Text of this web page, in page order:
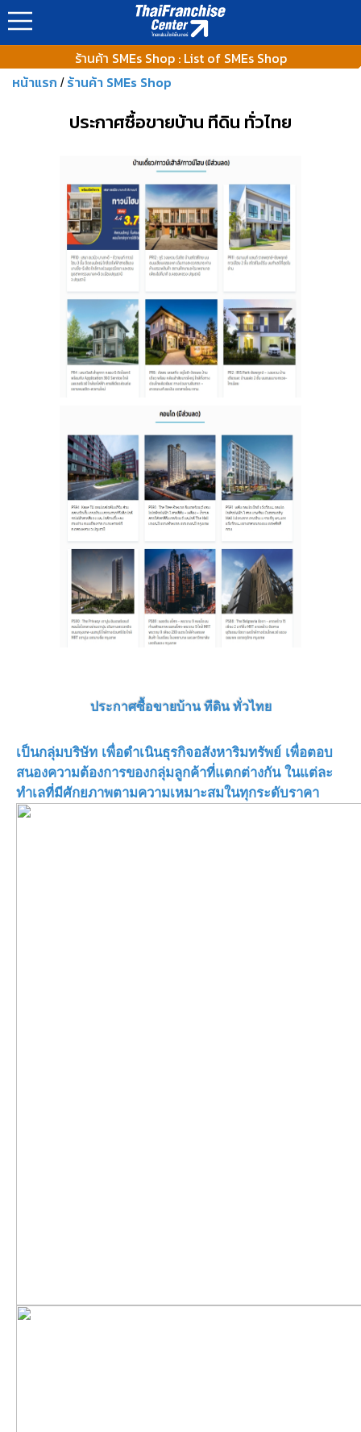
https://www.thaifranchisecenter.com/shop/images/
ร้านค้า SMEs Shop : List of SMEs Shop
หน้าแรก / ร้านค้า SMEs Shop
ประกาศซื้อขายบ้าน ทีดิน ทั่วไทย
ประกาศซื้อขายบ้าน ทีดิน ทั่วไทย
เป็นกลุ่มบริษัท เพื่อดำเนินธุรกิจอสังหาริมทรัพย์ เพื่อตอบ
สนองความต้องการของกลุ่มลูกค้าที่แตกต่างกัน ในแต่ละ
ทำเลที่มีศักยภาพตามความเหมาะสมในทุกระดับราคา